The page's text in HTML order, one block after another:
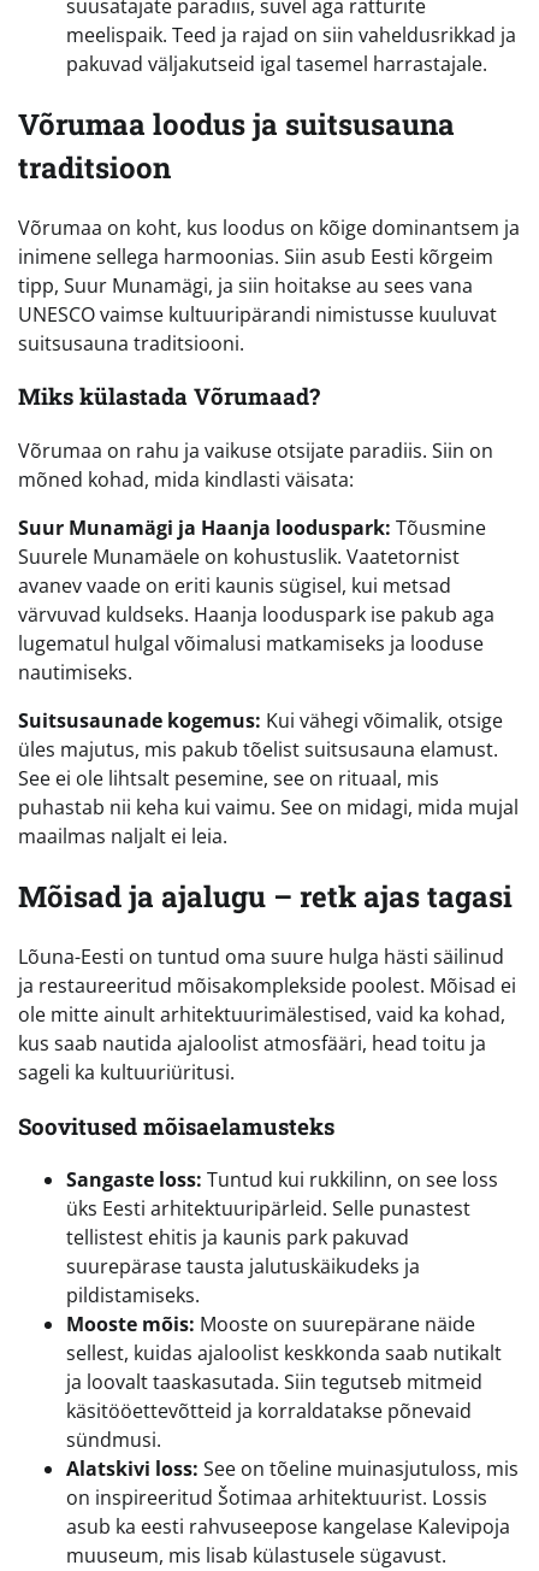
suusatajate paradiis, suvel aga ratturite
meelispaik. Teed ja rajad on siin vaheldusrikkad ja
pakuvad väljakutseid igal tasemel harrastajale.
Võrumaa loodus ja suitsusauna
traditsioon
Võrumaa on koht, kus loodus on kõige dominantsem ja
inimene sellega harmoonias. Siin asub Eesti kõrgeim
tipp, Suur Munamägi, ja siin hoitakse au sees vana
UNESCO vaimse kultuuripärandi nimistusse kuuluvat
suitsusauna traditsiooni.
Miks külastada Võrumaad?
Võrumaa on rahu ja vaikuse otsijate paradiis. Siin on
mõned kohad, mida kindlasti väisata:
Suur Munamägi ja Haanja looduspark: Tõusmine
Suurele Munamäele on kohustuslik. Vaatetornist
avanev vaade on eriti kaunis sügisel, kui metsad
värvuvad kuldseks. Haanja looduspark ise pakub aga
lugematul hulgal võimalusi matkamiseks ja looduse
nautimiseks.
Suitsusaunade kogemus: Kui vähegi võimalik, otsige
üles majutus, mis pakub tõelist suitsusauna elamust.
See ei ole lihtsalt pesemine, see on rituaal, mis
puhastab nii keha kui vaimu. See on midagi, mida mujal
maailmas naljalt ei leia.
Mõisad ja ajalugu – retk ajas tagasi
Lõuna-Eesti on tuntud oma suure hulga hästi säilinud
ja restaureeritud mõisakomplekside poolest. Mõisad ei
ole mitte ainult arhitektuurimälestised, vaid ka kohad,
kus saab nautida ajaloolist atmosfääri, head toitu ja
sageli ka kultuuriüritusi.
Soovitused mõisaelamusteks
Sangaste loss: Tuntud kui rukkilinn, on see loss
üks Eesti arhitektuuripärleid. Selle punastest
tellistest ehitis ja kaunis park pakuvad
suurepärase tausta jalutuskäikudeks ja
pildistamiseks.
Mooste mõis: Mooste on suurepärane näide
sellest, kuidas ajaloolist keskkonda saab nutikalt
ja loovalt taaskasutada. Siin tegutseb mitmeid
käsitööettevõtteid ja korraldatakse põnevaid
sündmusi.
Alatskivi loss: See on tõeline muinasjutuloss, mis
on inspireeritud Šotimaa arhitektuurist. Lossis
asub ka eesti rahvuseepose kangelase Kalevipoja
muuseum, mis lisab külastusele sügavust.